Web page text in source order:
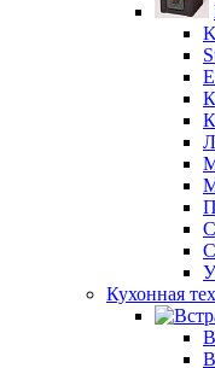
Кухонная